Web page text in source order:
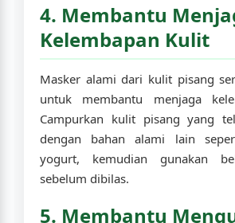
4. Membantu
Kelembapan Kulit
Masker alami dari kulit pisang
untuk membantu menjaga
Campurkan kulit pisang yang
dengan bahan alami lain
yogurt, kemudian gunakan
sebelum dibilas.
5. Membantu